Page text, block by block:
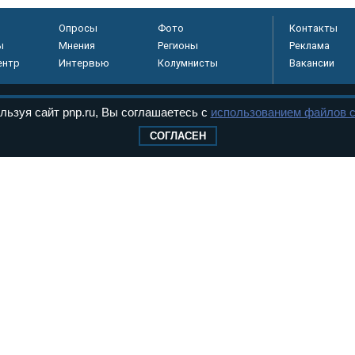
Опросы
Фото
Мнения
Регионы
Интервью Колумнисты
Контакты
Реклама
Вакансии
сайт pnp.ru, Вы соглашаетесь с использованием файлов
СОГЛАСЕН